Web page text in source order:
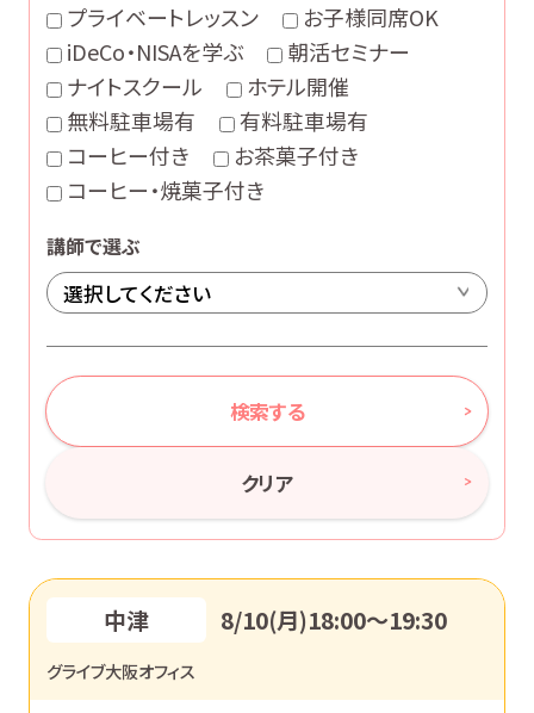
プライベートレッスン
お子様同席OK
iDeCo・NISAを学ぶ
朝活セミナー
ナイトスクール
ホテル開催
無料駐車場有
有料駐車場有
コーヒー付き
お茶菓子付き
コーヒー・焼菓子付き
講師で選ぶ
検索する
クリア
中津 8/10(月)18:00〜19:30
グライブ大阪オフィス